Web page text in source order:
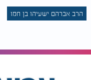
הרב אברהם ישעיהו בן חמו